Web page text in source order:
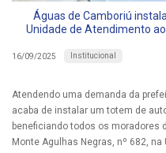
Águas de Camboriú
Unidade de Atendimento
16/09/2025 Institucional
Atendendo uma demanda da
acaba de instalar um totem de
beneficiando todos os moradores
Monte Agulhas Negras, nº 682,